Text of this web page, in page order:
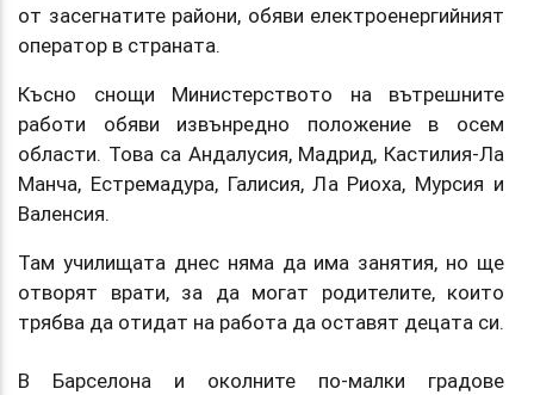
от засегнатите райони, обяви електроенергийният
оператор в страната.
Късно снощи Министерството на вътрешните
работи обяви извънредно положение в осем
области. Това са Андалусия, Мадрид, Кастилия-Ла
Манча, Естремадура, Галисия, Ла Риоха, Мурсия и
Валенсия.
Там училищата днес няма да има занятия, но ще
отворят врати, за да могат родителите, които
трябва да отидат на работа да оставят децата си.
В Барселона и околните по-малки градове